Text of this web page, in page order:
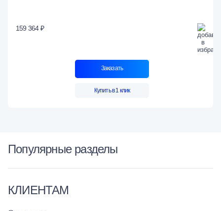
159 364 ₽
Заказать
Купить в 1 клик
Популярные разделы
КЛИЕНТАМ